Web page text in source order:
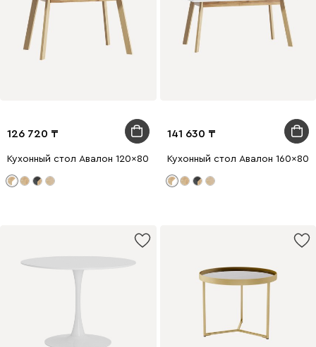
126 720
Кухонный стол Авалон 120x80 раскладной Белый/Натуральный
141 630
Кухонный стол Авалон